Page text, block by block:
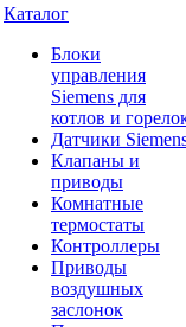
Каталог
Блоки
управления
Siemens для
котлов и
Датчики
Клапаны и
приводы
Комнатные
термостаты
Контроллеры
Приводы
воздушных
заслонок